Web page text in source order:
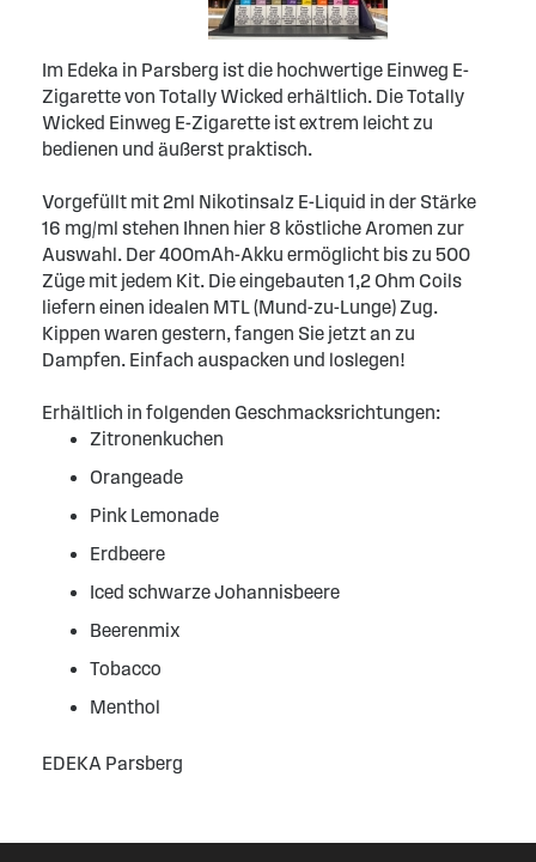
Im Edeka in Parsberg ist die hochwertige Einweg E-
Zigarette von Totally Wicked erhältlich. Die Totally
Wicked Einweg E-Zigarette ist extrem leicht zu
bedienen und äußerst praktisch.
Vorgefüllt mit 2ml Nikotinsalz E-Liquid in der Stärke
16 mg/ml stehen Ihnen hier 8 köstliche Aromen zur
Auswahl. Der 400mAh-Akku ermöglicht bis zu 500
Züge mit jedem Kit. Die eingebauten 1,2 Ohm Coils
liefern einen idealen MTL (Mund-zu-Lunge) Zug.
Kippen waren gestern, fangen Sie jetzt an zu
Dampfen. Einfach auspacken und loslegen!
Erhältlich in folgenden Geschmacksrichtungen:
Zitronenkuchen
Orangeade
Pink Lemonade
Erdbeere
Iced schwarze Johannisbeere
Beerenmix
Tobacco
Menthol
EDEKA Parsberg